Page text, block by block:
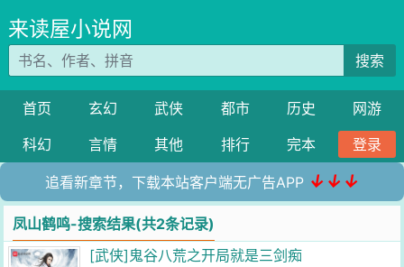
来读屋小说网
搜索
首页 玄幻 武侠 都市 历史
网游
科幻
言情 其他 排行 完本 登录
追看新章节，下载本站客户端无广告APP ↓↓↓
凤山鹤鸣-搜索结果(共2条记录)
[武侠]鬼谷八荒之开局就是三剑痴